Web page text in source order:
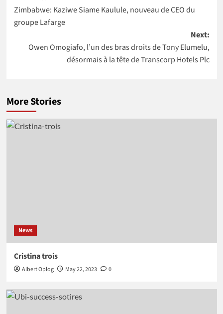
Niger à
intégrer la
NASA
mondiale pour
navigation
Zimbabwe: Kaziwe Siame Kaulule, nouveau de CEO du
groupe Lafarge
Next:
Owen Omogiafo, l’un des bras droits de Tony Elumelu,
désormais à la tête de Transcorp Hotels Plc
More Stories
News
Cristina trois
Albert Oplog May 22, 2023 0